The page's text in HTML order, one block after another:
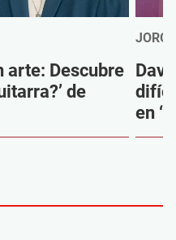
arte: Descubre
de
en